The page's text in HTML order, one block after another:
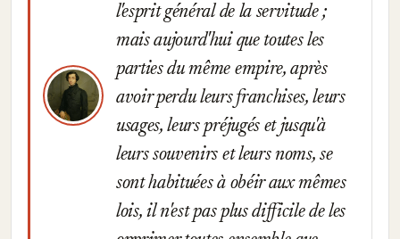
l'esprit général de la servitude ;
mais aujourd'hui que toutes les
parties du même empire, après
avoir perdu leurs franchises, leurs
usages, leurs préjugés et jusqu'à
leurs souvenirs et leurs noms, se
sont habituées à obéir aux mêmes
lois, il n'est pas plus difficile de les